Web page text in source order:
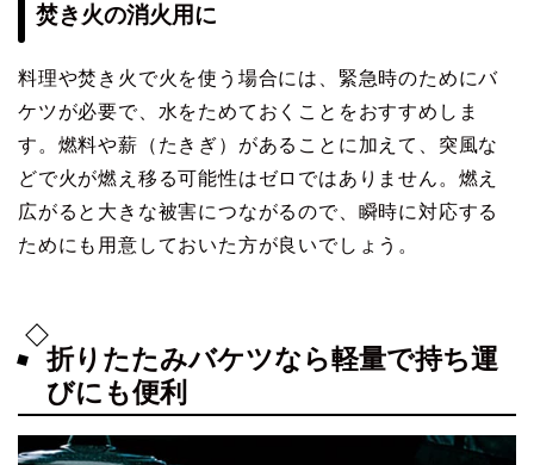
焚き火の消火用に
料理や焚き火で火を使う場合には、緊急時のためにバ
ケツが必要で、水をためておくことをおすすめしま
す。燃料や薪（たきぎ）があることに加えて、突風な
どで火が燃え移る可能性はゼロではありません。燃え
広がると大きな被害につながるので、瞬時に対応する
ためにも用意しておいた方が良いでしょう。
折りたたみバケツなら軽量で持ち運
びにも便利